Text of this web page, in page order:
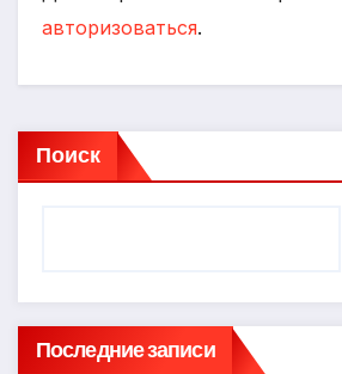
авторизоваться.
Поиск
Последние записи